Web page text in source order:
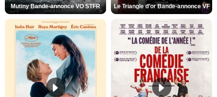
Mutiny Bande-annonce VO STFR Le Triangle d'or Bande-annonce VF